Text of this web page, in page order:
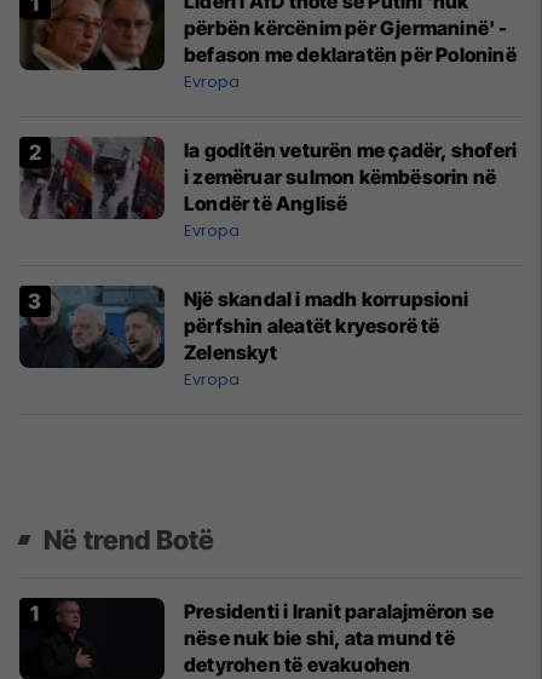
përbën kërcënim për Gjermaninë' -
befason me deklaratën për Poloninë
Evropa
Ia goditën veturën me çadër, shoferi
i zemëruar sulmon këmbësorin në
Londër të Anglisë
Evropa
Një skandal i madh korrupsioni
përfshin aleatët kryesorë të
Zelenskyt
Evropa
Në trend Botë
Presidenti i Iranit paralajmëron se
nëse nuk bie shi, ata mund të
detyrohen të evakuohen